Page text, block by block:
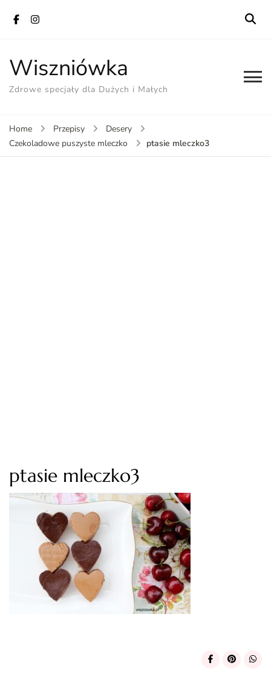
Wiszniówka
Zdrowe specjały dla Dużych i Małych
Home Przepisy
Desery
Czekoladowe puszyste mleczko
ptasie mleczko3
ptasie mleczko3